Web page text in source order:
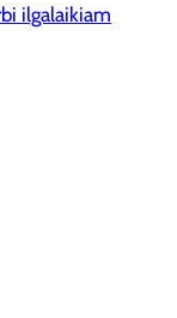
ilgalaikiam